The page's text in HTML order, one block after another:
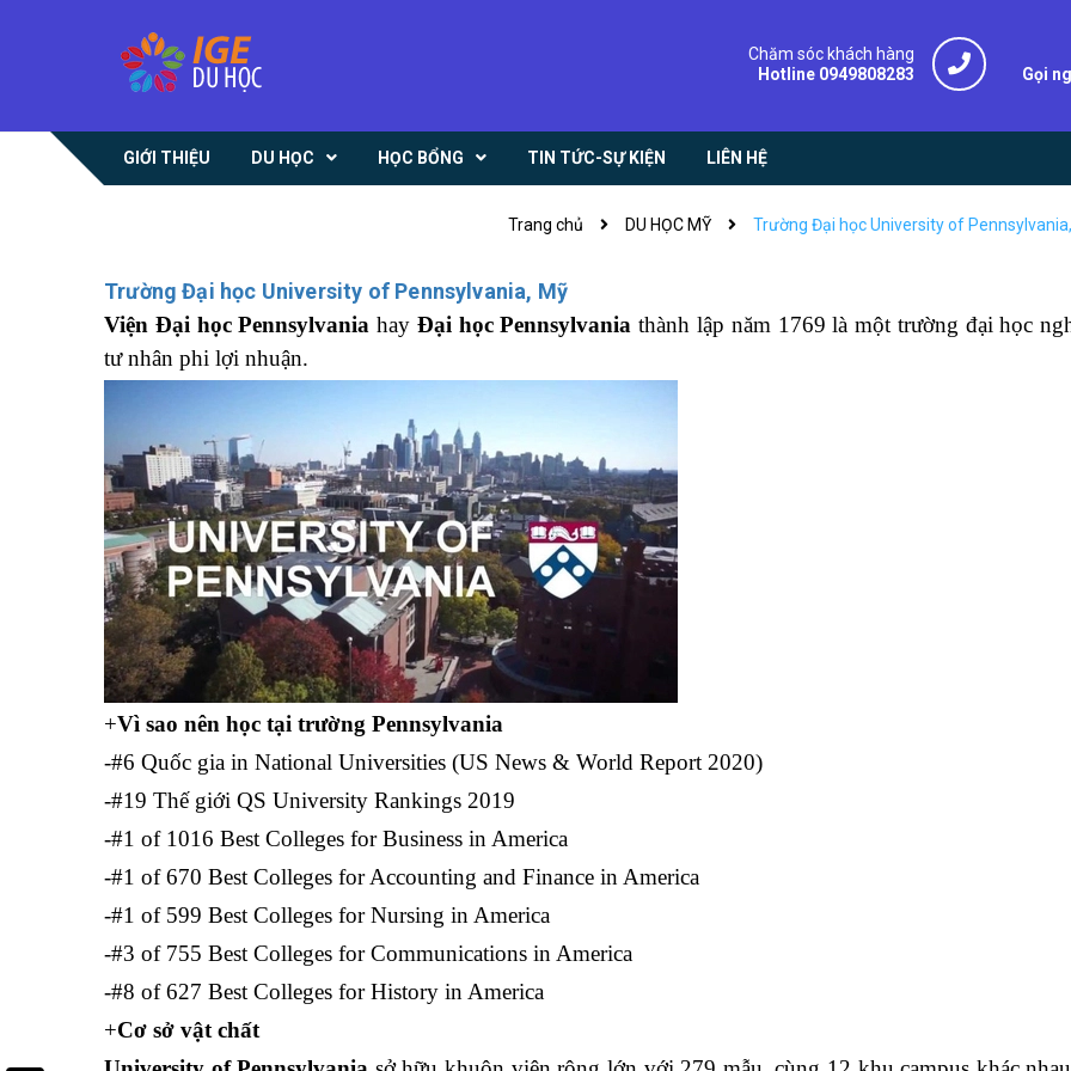
Gọi
Chăm sóc khách hàng
Hotline 0949808283
GIỚI THIỆU DU HỌC HỌC BỔNG TIN TỨC-SỰ KIỆN LIÊN HỆ
Trang chủ DU HỌC MỸ Trường Đại học University of
Trường Đại học University of Pennsylvania, Mỹ
Viện Đại học Pennsylvania hay Đại học Pennsylvania thành lập năm 1769 là một trường đại học
tư nhân phi lợi nhuận.
+Vì sao nên học tại trường Pennsylvania
-#6 Quốc gia in National Universities (US News & World Report 2020)
-#19 Thế giới QS University Rankings 2019
-#1 of 1016 Best Colleges for Business in America
-#1 of 670 Best Colleges for Accounting and Finance in America
-#1 of 599 Best Colleges for Nursing in America
-#3 of 755 Best Colleges for Communications in America
-#8 of 627 Best Colleges for History in America
+Cơ sở vật chất